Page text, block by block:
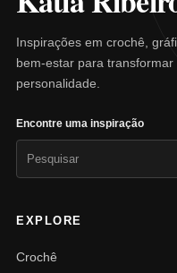
Inspirações em crochê,
bem-estar para
personalidade.
Encontre uma inspiração
EXPLORE
Crochê